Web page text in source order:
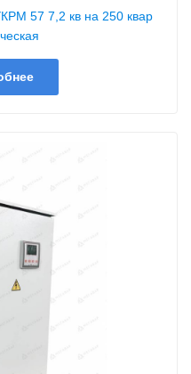
57 7,2 кв на 250 квар